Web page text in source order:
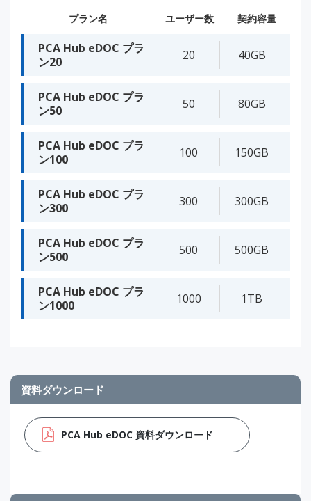
プラン名 ユーザー数 契約容量
PCA Hub eDOC プラ
ン20
20 40GB
PCA Hub eDOC プラ
ン50
50 80GB
PCA Hub eDOC プラ
ン100
100 150GB
PCA Hub eDOC プラ
ン300
300 300GB
PCA Hub eDOC プラ
ン500
500 500GB
PCA Hub eDOC プラ
ン1000
1000 1TB
資料ダウンロード
PCA Hub eDOC 資料ダウンロード